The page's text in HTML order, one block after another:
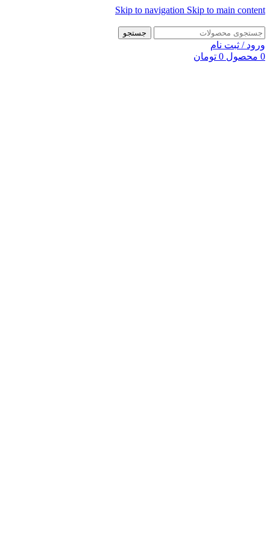
Skip to navigation Skip to main content
جستجو
ورود / ثبت نام
0 محصول 0 تومان